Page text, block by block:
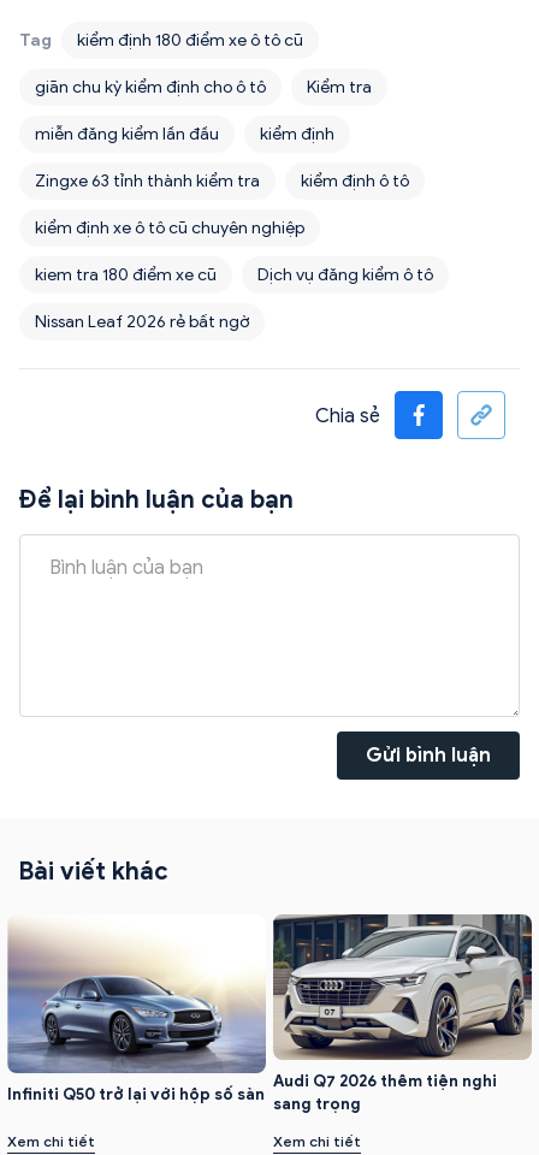
Tag kiểm định 180 điểm xe ô tô cũ
giãn chu kỳ kiểm định cho ô tô Kiểm tra
miễn đăng kiểm lần đầu kiểm định
Zingxe 63 tỉnh thành kiểm tra kiểm định ô tô
kiểm định xe ô tô cũ chuyên nghiệp
kiem tra 180 điểm xe cũ Dịch vụ đăng kiểm ô tô
Nissan Leaf 2026 rẻ bất ngờ
Chia sẻ
Để lại bình luận của bạn
Gửi bình luận
Bài viết khác
Infiniti Q50 trở lại với hộp số sàn
Xem chi tiết
Audi Q7 2026 thêm tiện nghi
sang trọng
Xem chi tiết